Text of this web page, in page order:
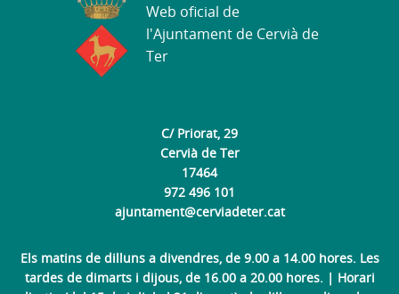
C/ Priorat, 29
Cervià de Ter
17464
972 496 101
ajuntament@cerviadeter.cat
Els matins de dilluns a divendres, de 9.00 a 14.00 hores. Les
tardes de dimarts i dijous, de 16.00 a 20.00 hores. | Horari
Web oficial de
l'Ajuntament de Cervià de
Ter